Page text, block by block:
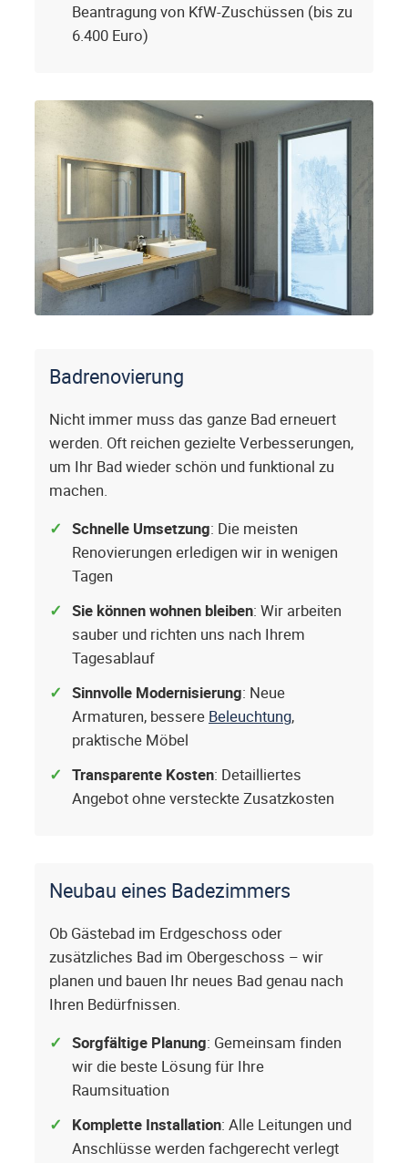
Beantragung von KfW-Zuschüssen (bis zu
6.400 Euro)
Badrenovierung
Nicht immer muss das ganze Bad erneuert
werden. Oft reichen gezielte Verbesserungen,
um Ihr Bad wieder schön und funktional zu
machen.
Schnelle Umsetzung: Die meisten
Renovierungen erledigen wir in wenigen
Tagen
Sie können wohnen bleiben: Wir arbeiten
sauber und richten uns nach Ihrem
Tagesablauf
Sinnvolle Modernisierung: Neue
Armaturen, bessere Beleuchtung,
praktische Möbel
Transparente Kosten: Detailliertes
Angebot ohne versteckte Zusatzkosten
Neubau eines Badezimmers
Ob Gästebad im Erdgeschoss oder
zusätzliches Bad im Obergeschoss – wir
planen und bauen Ihr neues Bad genau nach
Ihren Bedürfnissen.
Sorgfältige Planung: Gemeinsam finden
wir die beste Lösung für Ihre
Raumsituation
Komplette Installation: Alle Leitungen und
Anschlüsse werden fachgerecht verlegt